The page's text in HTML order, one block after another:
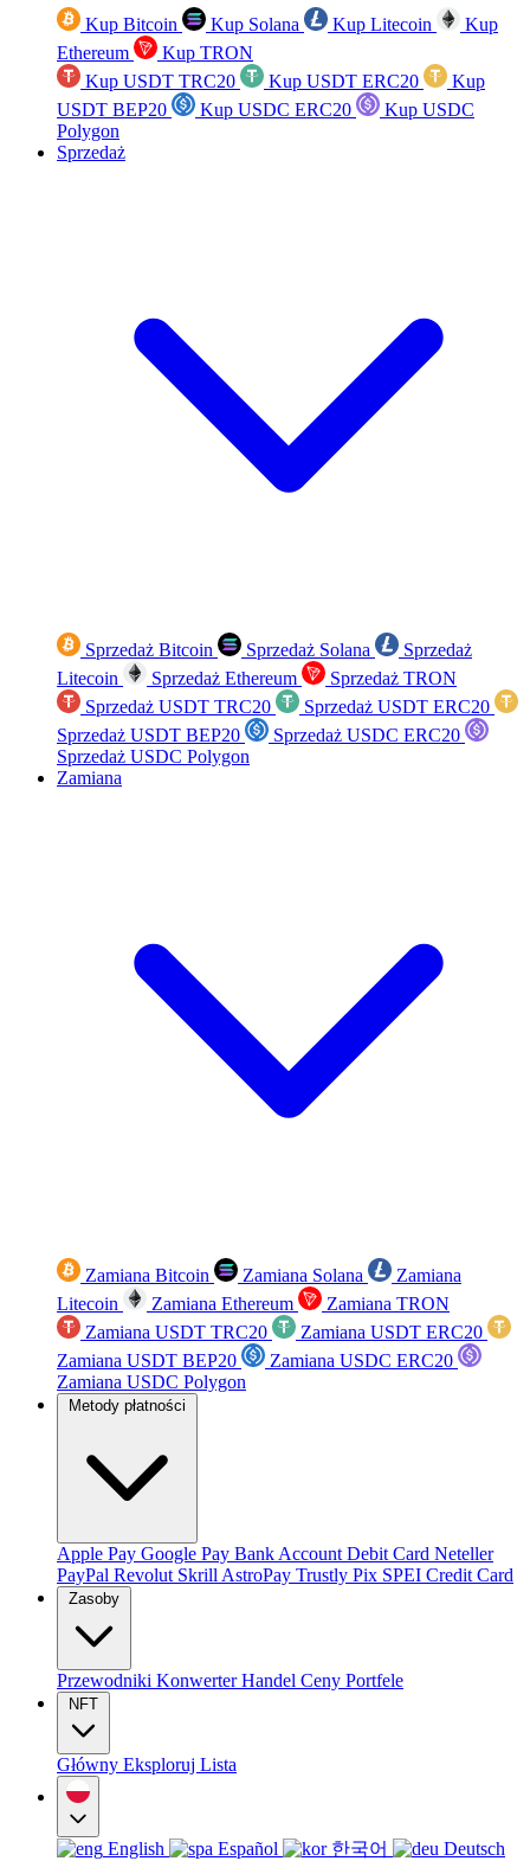
Kup Bitcoin Kup Solana Kup Litecoin
Kup
Ethereum
Kup TRON
Kup USDT TRC20
Kup USDT ERC20
Kup
USDT BEP20
Kup USDC ERC20
Kup USDC
Polygon
Sprzedaż
Sprzedaż Bitcoin Sprzedaż Solana
Sprzedaż
Litecoin
Sprzedaż Ethereum
Sprzedaż TRON
Sprzedaż USDT TRC20
Sprzedaż USDT ERC20
Sprzedaż USDT BEP20
Sprzedaż USDC ERC20
Sprzedaż USDC Polygon
Zamiana
Zamiana Bitcoin Zamiana Solana
Zamiana
Litecoin
Zamiana Ethereum
Zamiana TRON
Zamiana USDT TRC20
Zamiana USDT ERC20
Zamiana USDT BEP20
Zamiana USDC ERC20
Zamiana USDC Polygon
Metody płatności
Apple Pay Google Pay Bank Account Debit Card Neteller
PayPal Revolut Skrill AstroPay Trustly Pix SPEI Credit Card
Zasoby
Przewodniki KonwerterHandel Ceny Portfele
NFT
Główny Eksploruj Lista
English Español 한국어
Deutsch